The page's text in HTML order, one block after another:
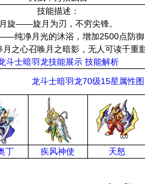
技能描述：
月旋——旋月为刃，不穷尖锋。
纯净月光的沐浴，增加2500点防
之心召唤月之暗影，无人可读千重
斗士暗羽龙技能展示 技能解析
龙斗士暗羽龙70级15星属性图
丁 疾风神使 天怒